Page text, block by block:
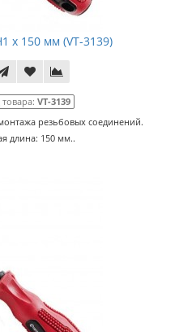
х 150 мм (VT-3139)
VT-3139
резьбовых соединений.
длина: 150 мм..